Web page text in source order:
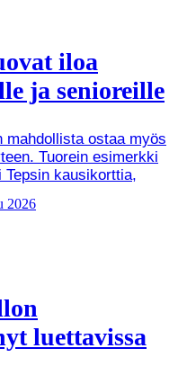
iloa
ja senioreille
mahdollista ostaa myös
Tuorein esimerkki
kausikorttia,
luettavissa